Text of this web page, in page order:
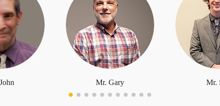
Mr. Gary Mr.